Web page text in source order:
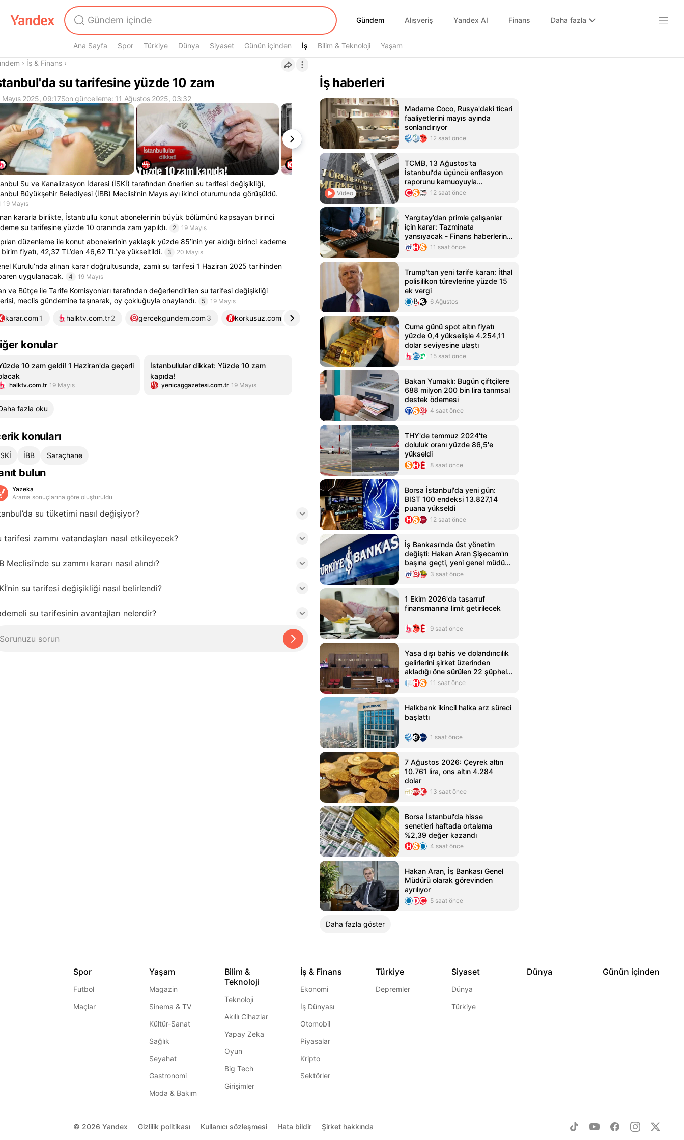
Gündem
Gündem Alışveriş Yandex AI Finans Daha fazla
Ana Sayfa Spor Türkiye Dünya Siyaset Günün içinden İş
İş Bilim & Teknoloji Yaşam
› İş & Finans ›
su tarifesine yüzde 10 zam
Mayıs 2025, 09:17Son güncelleme: 11 Ağustos 2025, 03:32
Su ve Kanalizasyon İdaresi (İSKİ) tarafından önerilen su tarifesi değişikliği,
Büyükşehir Belediyesi (İBB) Meclisi’nin Mayıs ayı ikinci oturumunda görüşüldü.
19 Mayıs
kararla birlikte, İstanbullu konut abonelerinin büyük bölümünü kapsayan birinci
su tarifesine yüzde 10 oranında zam yapıldı.
2 19 Mayıs
düzenleme ile konut abonelerinin yaklaşık yüzde 85’inin yer aldığı birinci kademe
fiyatı, 42,37 TL’den 46,62 TL’ye yükseltildi.
3 20 Mayıs
Kurulu’nda alınan karar doğrultusunda, zamlı su tarifesi 1 Haziran 2025 tarihinden
uygulanacak.
4 19 Mayıs
ve Bütçe ile Tarife Komisyonları tarafından değerlendirilen su tarifesi değişikliği
meclis gündemine taşınarak, oy çokluğuyla onaylandı.
5 19 Mayıs
karar.com 1 halktv.com.tr2 gercekgundem.com 3 korkusuz.com.tr 4 yenicaggazetesi.com.tr5
konular
10 zam geldi! 1 Haziran'da geçerli
halktv.com.tr 19 Mayıs
İstanbullular dikkat: Yüzde 10 zam
kapıda!
yenicaggazetesi.com.tr 19 Mayıs
fazla oku
konuları
İBB Saraçhane
bulun
Yazeka
Arama sonuçlarına göre oluşturuldu
su tüketimi nasıl değişiyor?
tarifesi zammı vatandaşları nasıl etkileyecek?
Meclisi’nde su zammı kararı nasıl alındı?
su tarifesi değişikliği nasıl belirlendi?
su tarifesinin avantajları nelerdir?
İş haberleri
Madame Coco, Rusya'daki ticari
faaliyetlerini mayıs ayında
sonlandırıyor
12 saat önce
Video
TCMB, 13 Ağustos'ta
İstanbul'da üçüncü enflasyon
raporunu kamuoyuyla
paylaşacak12 saat önce
Yargıtay’dan primle çalışanlar
için karar: Tazminata
yansıyacak - Finans haberlerinin
doğru adresi - Mynet Finans
Haber
11 saat önce
Trump'tan yeni tarife kararı: İthal
polisilikon türevlerine yüzde 15
ek vergi
6 Ağustos
Cuma günü spot altın fiyatı
yüzde 0,4 yükselişle 4.254,11
dolar seviyesine ulaştı
15 saat önce
Bakan Yumaklı: Bugün çiftçilere
688 milyon 200 bin lira tarımsal
destek ödemesi
4 saat önce
THY'de temmuz 2024'te
doluluk oranı yüzde 86,5'e
yükseldi
8 saat önce
Borsa İstanbul'da yeni gün:
BIST 100 endeksi 13.827,14
puana yükseldi
12 saat önce
İş Bankası'nda üst yönetim
değişti: Hakan Aran Şişecam'ın
başına geçti, yeni genel müdür
belli oldu3 saat önce
1 Ekim 2026'da tasarruf
finansmanına limit getirilecek
9 saat önce
Yasa dışı bahis ve dolandırıcılık
gelirlerini şirket üzerinden
akladığı öne sürülen 22 şüpheli
için iddianame
11 saat önce
Halkbank ikincil halka arz süreci
başlattı
1 saat önce
7 Ağustos 2026: Çeyrek altın
10.761 lira, ons altın 4.284
dolar
13 saat önce
Borsa İstanbul'da hisse
senetleri haftada ortalama
%2,39 değer kazandı
4 saat önce
Hakan Aran, İş Bankası Genel
Müdürü olarak görevinden
ayrılıyor
5 saat önce
Daha fazla göster
Spor
Futbol
Maçlar
Yaşam
Magazin
Sinema & TV
Kültür-Sanat
Sağlık
Seyahat
Gastronomi
Moda & Bakım
Bilim &
Teknoloji
Teknoloji
Akıllı Cihazlar
Yapay Zeka
Oyun
Big Tech
Girişimler
İş & Finans
Ekonomi
İş Dünyası
Otomobil
Piyasalar
Kripto
Sektörler
Türkiye
Depremler
Siyaset
Dünya
Türkiye
Dünya Günün içinden
© 2026 Yandex Gizlilik politikası Kullanıcı sözleşmesi Hata bildir Şirket hakkında